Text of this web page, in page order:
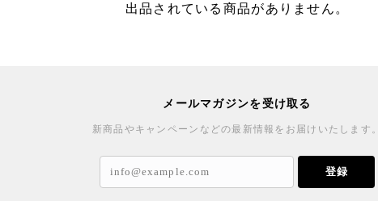
出品されている商品がありません。
メールマガジンを受け取る
新商品やキャンペーンなどの最新情報をお届けいたします。
登録